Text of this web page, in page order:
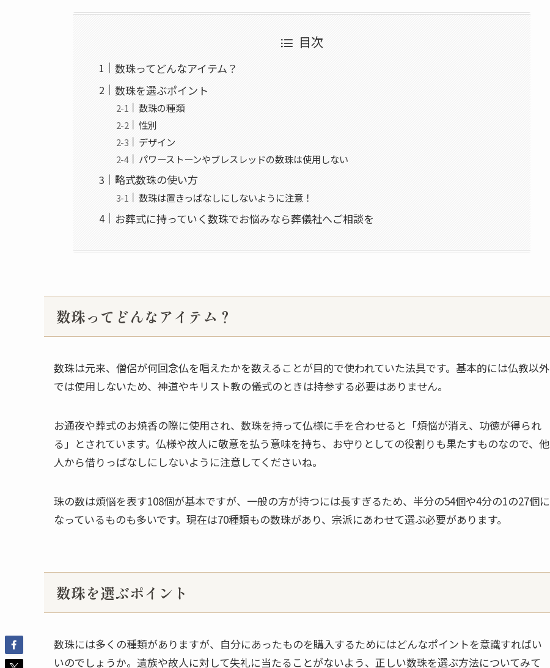
目次
数珠ってどんなアイテム？
数珠を選ぶポイント
数珠の種類
性別
デザイン
パワーストーンやブレスレッドの数珠は使用しない
略式数珠の使い方
数珠は置きっぱなしにしないように注意！
お葬式に持っていく数珠でお悩みなら葬儀社へご相談を
数珠ってどんなアイテム？
数珠は元来、僧侶が何回念仏を唱えたかを数えることが目的で使われていた法具です。基本的には仏教以外
では使用しないため、神道やキリスト教の儀式のときは持参する必要はありません。
お通夜や葬式のお焼香の際に使用され、数珠を持って仏様に手を合わせると「煩悩が消え、功徳が得られ
る」とされています。仏様や故人に敬意を払う意味を持ち、お守りとしての役割りも果たすものなので、他
人から借りっぱなしにしないように注意してくださいね。
珠の数は煩悩を表す108個が基本ですが、一般の方が持つには長すぎるため、半分の54個や4分の1の27個に
なっているものも多いです。現在は70種類もの数珠があり、宗派にあわせて選ぶ必要があります。
数珠を選ぶポイント
数珠には多くの種類がありますが、自分にあったものを購入するためにはどんなポイントを意識すればい
いのでしょうか。遺族や故人に対して失礼に当たることがないよう、正しい数珠を選ぶ方法についてみて